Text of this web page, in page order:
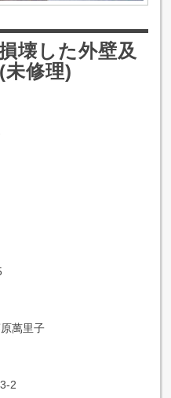
壊した外壁及
修理)
萬里子
2